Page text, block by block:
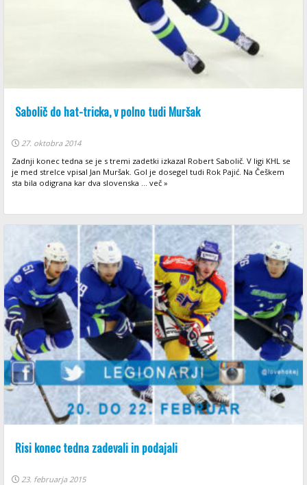
Sabolič do hat-tricka, v polno tudi Muršak
27. oktobra 2014
Zadnji konec tedna se je s tremi zadetki izkazal Robert Sabolič. V ligi KHL se
je med strelce vpisal Jan Muršak. Gol je dosegel tudi Rok Pajić. Na Češkem
sta bila odigrana kar dva slovenska ... več »
Risi konec tedna zadevali in podajali
23. februarja 2015